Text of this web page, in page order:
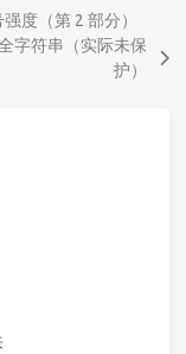
度（第 2 部分）
字符串（实际未保
护）